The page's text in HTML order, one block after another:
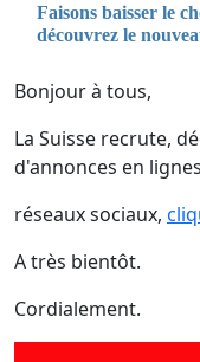
Faisons baisser le
découvrez le
Bonjour à tous,
La Suisse recrute,
d'annonces en
réseaux sociaux,
A très bientôt.
Cordialement.